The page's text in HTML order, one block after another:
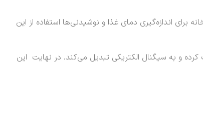
برای اندازه‌گیری دمای غذا و نوشیدنی‌ها استفاده از این
و به سیگنال الکتریکی تبدیل می‌کند. در نهایت این